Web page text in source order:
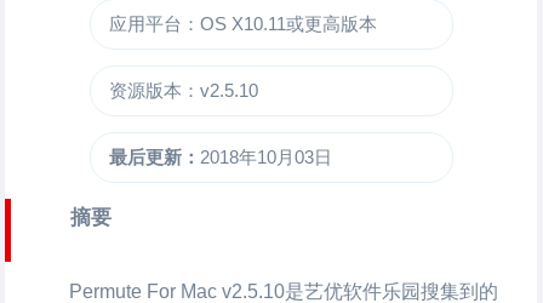
应用平台：OS X10.11或更高版本
资源版本：v2.5.10
最后更新： 2018年10月03日
摘要
Permute For Mac v2.5.10是艺优软件乐园搜集到的